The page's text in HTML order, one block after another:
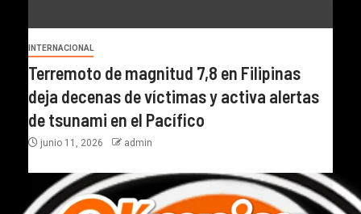
INTERNACIONAL
Terremoto de magnitud 7,8 en Filipinas
deja decenas de víctimas y activa alertas
de tsunami en el Pacífico
junio 11, 2026 admin